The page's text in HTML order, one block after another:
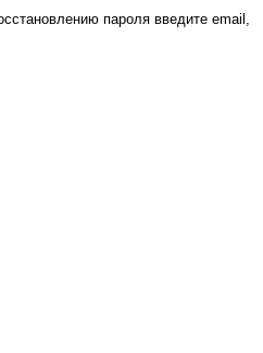
пароля введите email,